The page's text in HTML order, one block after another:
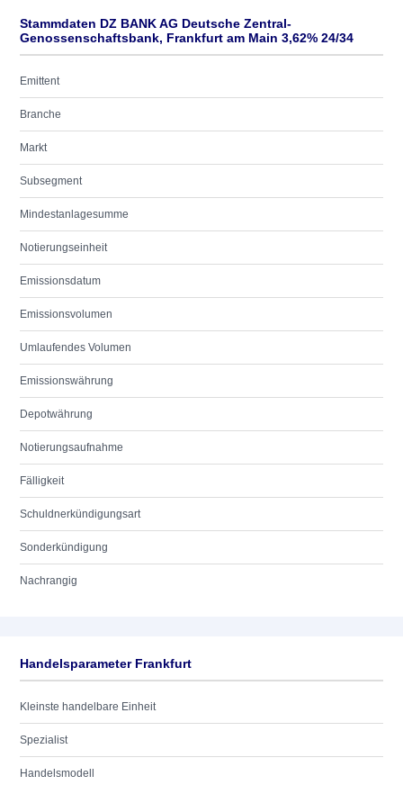
Stammdaten DZ BANK AG Deutsche Zentral-
Genossenschaftsbank, Frankfurt am Main 3,62% 24/34
Emittent
Branche
Markt
Subsegment
Mindestanlagesumme
Notierungseinheit
Emissionsdatum
Emissionsvolumen
Umlaufendes Volumen
Emissionswährung
Depotwährung
Notierungsaufnahme
Fälligkeit
Schuldnerkündigungsart
Sonderkündigung
Nachrangig
Handelsparameter Frankfurt
Kleinste handelbare Einheit
Spezialist
Handelsmodell